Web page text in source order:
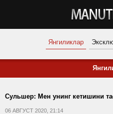
Янгиликлар
Сульшер: Мен унинг кетишини
06 АВГУСТ 2020, 21:14